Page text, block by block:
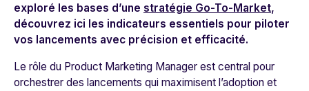
exploré les bases d’une stratégie Go-To-Market,
découvrez ici les indicateurs essentiels pour piloter
vos lancements avec précision et efficacité.
Le rôle du Product Marketing Manager est central pour
orchestrer des lancements qui maximisent l’adoption et